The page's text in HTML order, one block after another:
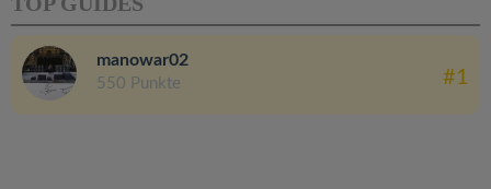
manowar02
550 Punkte #1